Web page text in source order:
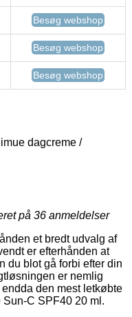
Besøg webshop
Besøg webshop
Besøg webshop
dagcreme /
på 36 anmeldelser
et bredt udvalg af
er efterhånden at
du blot gå forbi efter din
er nemlig
den mest letkøbte
C SPF40 20 ml.